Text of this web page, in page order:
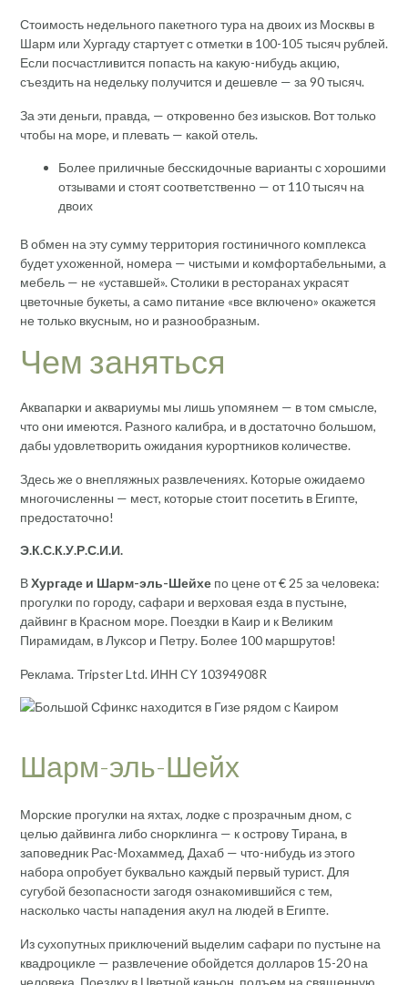
Стоимость недельного пакетного тура на двоих из Москвы в
Шарм или Хургаду стартует с отметки в 100-105 тысяч рублей.
Если посчастливится попасть на какую-нибудь акцию,
съездить на недельку получится и дешевле — за 90 тысяч.
За эти деньги, правда, — откровенно без изысков. Вот только
чтобы на море, и плевать — какой отель.
Более приличные бесскидочные варианты с хорошими
отзывами и стоят соответственно — от 110 тысяч на
двоих
В обмен на эту сумму территория гостиничного комплекса
будет ухоженной, номера — чистыми и комфортабельными, а
мебель — не «уставшей». Столики в ресторанах украсят
цветочные букеты, а само питание «все включено» окажется
не только вкусным, но и разнообразным.
Чем заняться
Аквапарки и аквариумы мы лишь упомянем — в том смысле,
что они имеются. Разного калибра, и в достаточно большом,
дабы удовлетворить ожидания курортников количестве.
Здесь же о внепляжных развлечениях. Которые ожидаемо
многочисленны — мест, которые стоит посетить в Египте,
предостаточно!
Э.К.С.К.У.Р.С.И.И.
ВХургаде и Шарм-эль-Шейхе по цене от € 25 за человека:
прогулки по городу, сафари и верховая езда в пустыне,
дайвинг в Красном море. Поездки в Каир и к Великим
Пирамидам, в Луксор и Петру. Более 100 маршрутов!
Реклама. Tripster Ltd. ИНН CY 10394908R
Шарм-эль-Шейх
Морские прогулки на яхтах, лодке с прозрачным дном, с
целью дайвинга либо снорклинга — к острову Тирана, в
заповедник Рас-Мохаммед, Дахаб — что-нибудь из этого
набора опробует буквально каждый первый турист. Для
сугубой безопасности загодя ознакомившийся с тем,
насколько часты нападения акул на людей в Египте.
Из сухопутных приключений выделим сафари по пустыне на
квадроцикле — развлечение обойдется долларов 15-20 на
человека. Поездку в Цветной каньон, подъем на священную